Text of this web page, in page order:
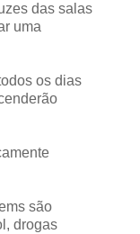
das salas
uma
os dias
são
drogas